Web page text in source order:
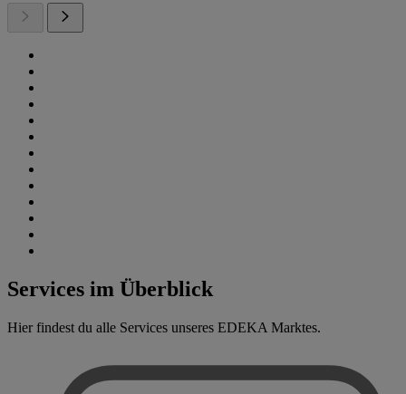
Services im Überblick
Hier findest du alle Services unseres EDEKA Marktes.